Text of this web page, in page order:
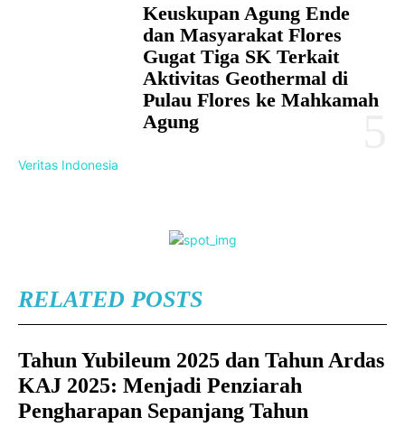
Keuskupan Agung Ende
dan Masyarakat Flores
Gugat Tiga SK Terkait
Aktivitas Geothermal di
Pulau Flores ke Mahkamah
Agung
Veritas Indonesia
RELATED POSTS
Tahun Yubileum 2025 dan Tahun Ardas
KAJ 2025: Menjadi Penziarah
Pengharapan Sepanjang Tahun